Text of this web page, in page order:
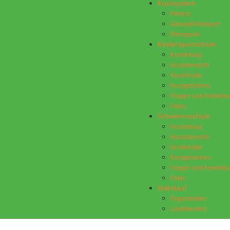
Kurssystem
Fitness
Gesundheitssport
Rehasport
Kindersportschule
Kursleitung
Kursübersicht
Kursinhalte
Kursgebühren
Fragen und
Fotos
Schwimmschule
Kursleitung
Kursübersicht
Kursinhalte
Kursgebühren
Fragen und
Fotos
Volkslauf
Organisation
Laufstrecken